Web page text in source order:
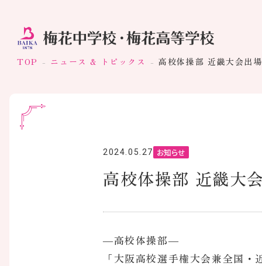
TOP ニュース & トピックス 高校体操部 近畿大会出
2024.05.27 お知らせ
高校体操部 近畿大
―高校体操部―
「大阪高校選手権大会兼全国